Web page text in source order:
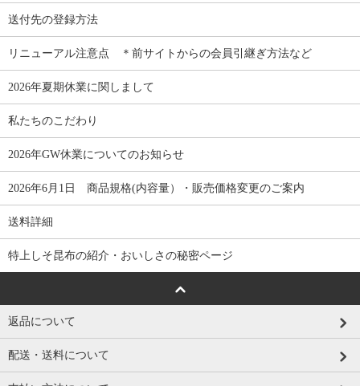
送付先の登録方法
リニューアル注意点 ＊前サイトからの会員引継ぎ方法など
2026年夏期休業に関しまして
私たちのこだわり
2026年GW休業についてのお知らせ
2026年6月1日 商品規格(内容量）・販売価格変更のご案内
送料詳細
特上しそ昆布の紹介・おいしさの秘密ページ
返品について
配送・送料について